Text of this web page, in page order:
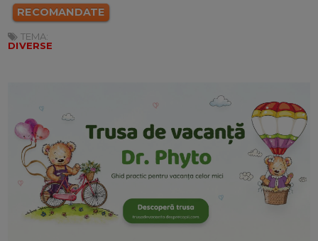
RECOMANDATE
TEMA:
DIVERSE